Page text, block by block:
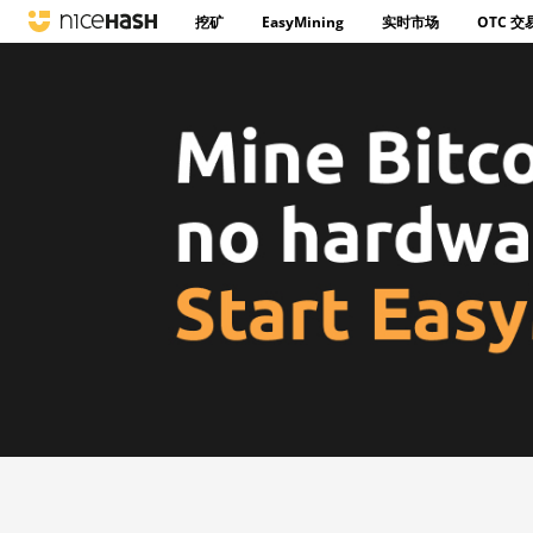
挖矿 EasyMining 实时市场 OTC 交